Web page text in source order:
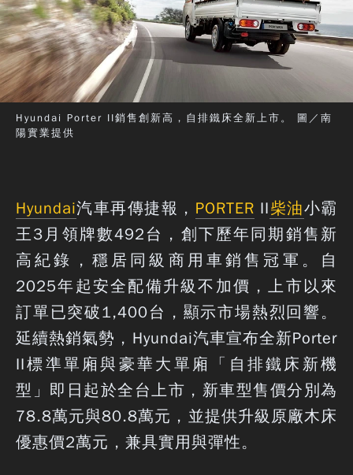
Hyundai Porter II銷售創新高，自排鐵床全新上市。 圖／南
陽實業提供
Hyundai汽車再傳捷報， PORTER II柴油小霸
王3月領牌數492台，創下歷年同期銷售新
高紀錄，穩居同級商用車銷售冠軍。自
2025年起安全配備升級不加價，上市以來
訂單已突破1,400台，顯示市場熱烈回響。
延續熱銷氣勢，Hyundai汽車宣布全新Porter
II標準單廂與豪華大單廂「自排鐵床新機
型」即日起於全台上市，新車型售價分別為
78.8萬元與80.8萬元，並提供升級原廠木床
優惠價2萬元，兼具實用與彈性。